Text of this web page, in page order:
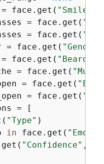
face.get(
"Smile"
= face.get(
= face.get(
= face.get(
"Gender"
face.get(
"Beard"
= face.get(
= face.get(
= face.get(
= [
"Type" )
in face.get(
"Confidence" ,